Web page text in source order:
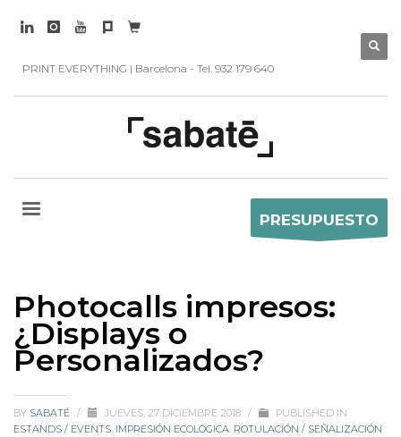
PRINT EVERYTHING | Barcelona - Tel. 932 179 640
PRESUPUESTO
Photocalls impresos:
¿Displays o
Personalizados?
BY SABATÉ / JUEVES, 27 DICIEMBRE 2018 /
PUBLISHED IN
ESTANDS / EVENTS, IMPRESIÓN ECOLÓGICA, ROTULACIÓN / SEÑALIZACIÓN